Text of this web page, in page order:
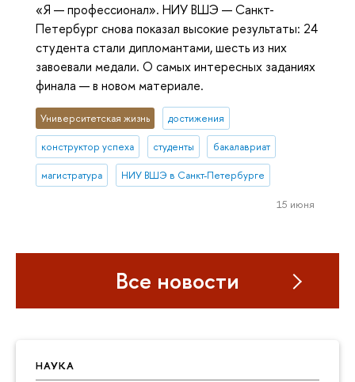
НАУКА
«Я — профессионал». НИУ ВШЭ — Санкт-
Петербург снова показал высокие результаты: 24
студента стали дипломантами, шесть из них
завоевали медали. О самых интересных заданиях
финала — в новом материале.
Университетская жизнь достижения
конструктор успеха студенты бакалавриат
магистратура НИУ ВШЭ в Санкт-Петербурге
15 июня
Все новости